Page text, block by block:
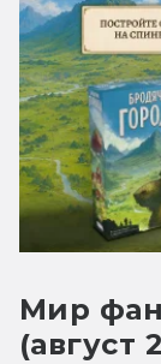
Мир
(август